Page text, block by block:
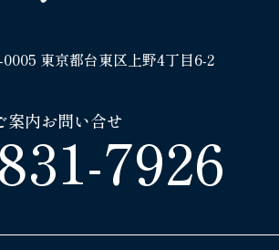
東京都台東区上野4丁目6-2
案内お問い合せ
7926